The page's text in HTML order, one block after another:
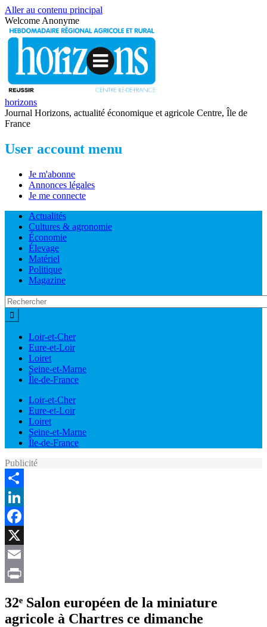
Aller au contenu principal
Welcome Anonyme
horizons
Journal Horizons, actualité économique et agricole Centre, Île de
France
User account menu
Je m'abonne
Annonces légales
Je me connecte
Actualités
Cultures & agronomie
Économie
Élevage
Matériel
Politique
Magazine
Loir-et-Cher
Eure-et-Loir
Loiret
Seine-et-Marne
Île-de-France
Loir-et-Cher
Eure-et-Loir
Loiret
Seine-et-Marne
Île-de-France
Publicité
Share
LinkedIn
Facebook
X
Email
32ᵉ Salon européen de la miniature
agricole à Chartres ce dimanche